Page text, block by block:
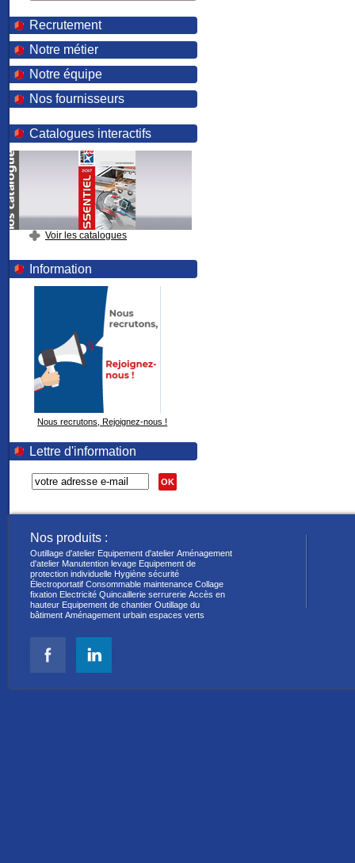
Recrutement
Notre métier
Notre équipe
Nos fournisseurs
Catalogues interactifs
Voir les catalogues
Information
Nous recrutons, Rejoignez-nous !
Lettre d'information
OK
Nos produits :
Outillage d'atelier Equipement d'atelier Aménagement
d'atelier Manutention levage Equipement de
protection individuelle Hygiène sécurité
Électroportatif Consommable maintenance Collage
fixation Electricité Quincaillerie serrurerie Accès en
hauteur Equipement de chantier Outillage du
bâtiment Aménagement urbain espaces verts